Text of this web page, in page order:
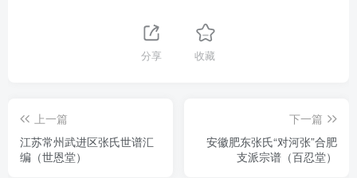
分享 收藏
上一篇
江苏常州武进区张氏世谱汇
编（世恩堂）
下一篇
安徽肥东张氏“对河张”合肥
支派宗谱（百忍堂）